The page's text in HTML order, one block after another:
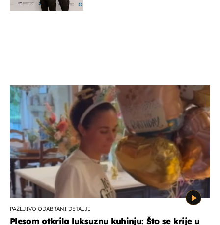
PAŽLJIVO ODABRANI DETALJI
Plesom otkrila luksuznu kuhinju: Što se krije u